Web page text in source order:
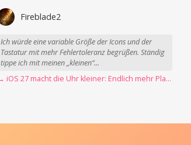
Fireblade2
Ich würde eine variable Größe der Icons und der
Tastatur mit mehr Fehlertoleranz begrüßen. Ständig
tippe ich mit meinen „kleinen“...
→ iOS 27 macht die Uhr kleiner: Endlich mehr Platz fürs Hintergrundbild